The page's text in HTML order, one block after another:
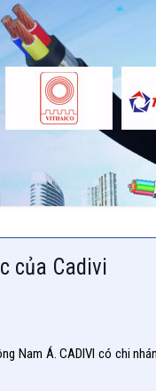
của Cadivi
Á. CADIVI có chi